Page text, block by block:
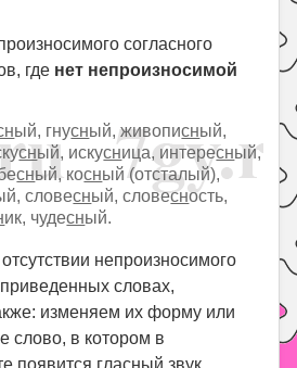
согласного
где нет непроизносимой
ый, гнусный, живописный,
сный, искусница, интересный,
сный, косный (отсталый),
словесный, словесность,
ик, чудесный.
непроизносимого
приведенных словах,
изменяем их форму или
слово, в котором в
появится гласный звук.